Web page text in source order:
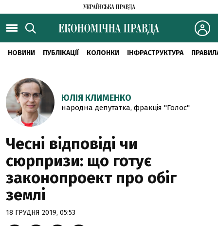
НОВИНИ ПУБЛІКАЦІЇ КОЛОНКИ ІНФРАСТРУКТУРА
ЮЛІЯ КЛИМЕНКО
народна депутатка, фракція "Голос"
Чесні відповіді чи
сюрпризи: що готує
законопроект про обіг
землі
18 ГРУДНЯ 2019, 05:53